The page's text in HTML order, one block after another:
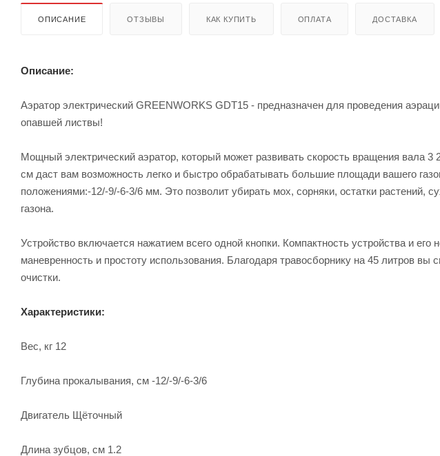
ОПИСАНИЕ ОТЗЫВЫ КАК КУПИТЬ ОПЛАТА ДОСТАВКА
Описание:
Аэратор электрический GREENWORKS GDT15 - предназначен для проведения
опавшей листвы!
Мощный электрический аэратор, который может развивать скорость вращения вала 3
см даст вам возможность легко и быстро обрабатывать большие площади вашего
положениями:-12/-9/-6-3/6 мм. Это позволит убирать мох, сорняки, остатки растений,
газона.
Устройство включается нажатием всего одной кнопки. Компактность устройства и
маневренность и простоту использования. Благодаря травосборнику на 45 литров вы
очистки.
Характеристики:
Вес, кг 12
Глубина прокалывания, см -12/-9/-6-3/6
Двигатель Щёточный
Длина зубцов, см 1.2